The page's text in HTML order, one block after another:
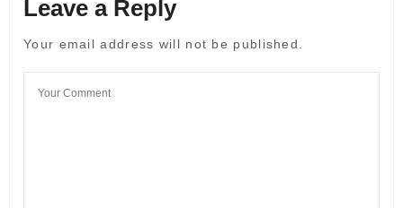
Leave a Reply
Your email address will not be published.